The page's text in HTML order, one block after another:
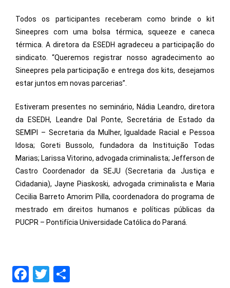
Todos os participantes receberam como brinde o kit
Sineepres com uma bolsa térmica, squeeze e caneca
térmica. A diretora da ESEDH agradeceu a participação do
sindicato. “Queremos registrar nosso agradecimento ao
Sineepres pela participação e entrega dos kits, desejamos
estar juntos em novas parcerias”.
Estiveram presentes no seminário, Nádia Leandro, diretora
da ESEDH, Leandre Dal Ponte, Secretária de Estado da
SEMIPI – Secretaria da Mulher, Igualdade Racial e Pessoa
Idosa; Goreti Bussolo, fundadora da Instituição Todas
Marias; Larissa Vitorino, advogada criminalista; Jefferson de
Castro Coordenador da SEJU (Secretaria da Justiça e
Cidadania), Jayne Piaskoski, advogada criminalista e Maria
Cecilia Barreto Amorim Pilla, coordenadora do programa de
mestrado em direitos humanos e políticas públicas da
PUCPR – Pontifícia Universidade Católica do Paraná.
Fa
T